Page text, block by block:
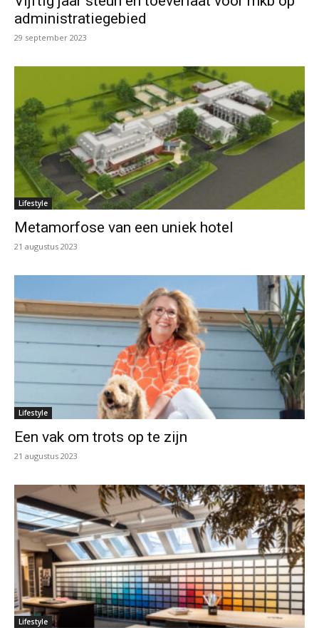
administratiegebied
29 september 2023
Lifestyle
Metamorfose van een uniek hotel
21 augustus 2023
Lifestyle
Een vak om trots op te zijn
21 augustus 2023
Lifestyle